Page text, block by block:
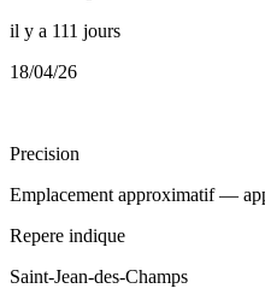
il y a 111 jours
18/04/26
Precision
Emplacement approximatif —
Repere indique
Saint-Jean-des-Champs